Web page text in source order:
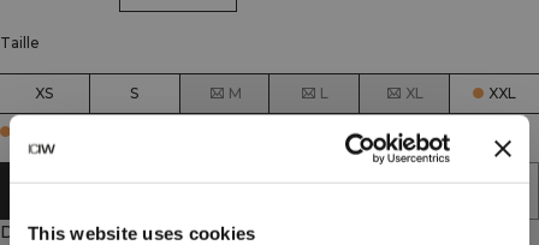
This website uses cookies
Taille
XS S M L XL XXL
AJOUTER AU PANIER
Description